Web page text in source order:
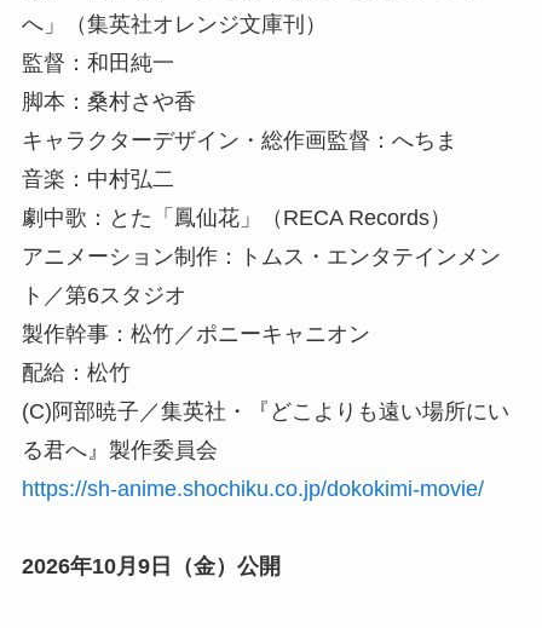
へ」（集英社オレンジ文庫刊）
監督：和田純一
脚本：桑村さや香
キャラクターデザイン・総作画監督：へちま
音楽：中村弘二
劇中歌：とた「鳳仙花」（RECA Records）
アニメーション制作：トムス・エンタテインメン
ト／第6スタジオ
製作幹事：松竹／ポニーキャニオン
配給：松竹
(C)阿部暁子／集英社・『どこよりも遠い場所にい
る君へ』製作委員会
https://sh-anime.shochiku.co.jp/dokokimi-movie/
2026年10月9日（金）公開